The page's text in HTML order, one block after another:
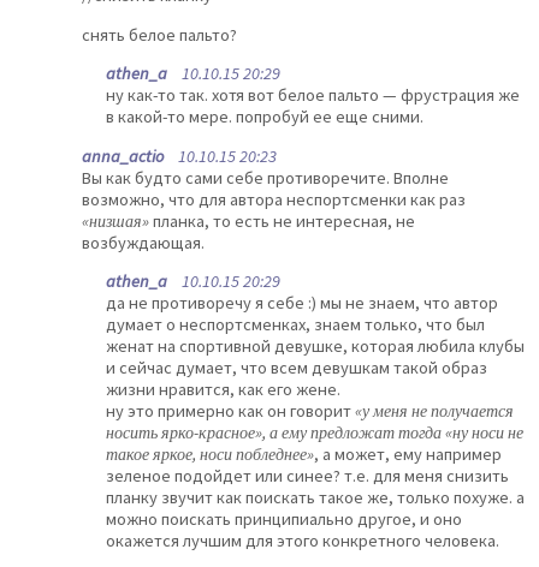
снять белое пальто?
athen_a 10.10.15 20:29
ну как-то так. хотя вот белое пальто — фрустрация же
в какой-то мере. попробуй ее еще сними.
anna_actio10.10.15 20:23
Вы как будто сами себе противоречите. Вполне
возможно, что для автора неспортсменки как раз
«низшая»планка, то есть не интересная, не
возбуждающая.
athen_a 10.10.15 20:29
да не противоречу я себе :) мы не знаем, что автор
думает о неспортсменках, знаем только, что был
женат на спортивной девушке, которая любила клубы
и сейчас думает, что всем девушкам такой образ
жизни нравится, как его жене.
ну это примерно как он говорит«у меня не получается
носить ярко-красное», а ему предложат тогда «ну носи не
такое яркое, носи побледнее», а может, ему например
зеленое подойдет или синее? т.е. для меня снизить
планку звучит как поискать такое же, только похуже. а
можно поискать принципиально другое, и оно
окажется лучшим для этого конкретного человека.